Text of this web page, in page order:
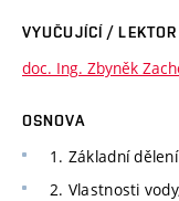
VYUČUJÍCÍ / LEKTOR
doc. Ing. Zbyněk
OSNOVA
1. Základní
2. Vlastnosti